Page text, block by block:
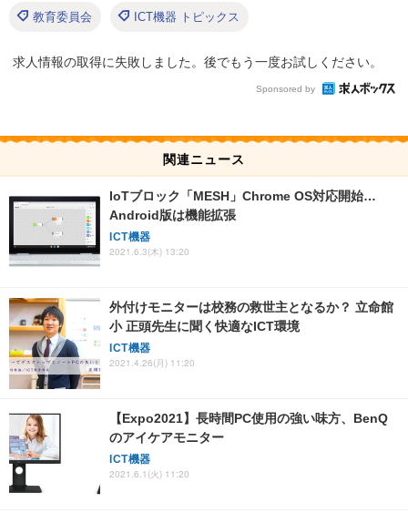
教育委員会 ICT機器 トピックス
求人情報の取得に失敗しました。後でもう一度お試しください。
Sponsored by
関連ニュース
IoTブロック「MESH」Chrome OS対応開始…
Android版は機能拡張
ICT機器
2021.6.3(木) 13:20
外付けモニターは校務の救世主となるか？ 立命館
小 正頭先生に聞く快適なICT環境
ICT機器
2021.4.26(月) 11:20
【Expo2021】長時間PC使用の強い味方、BenQ
のアイケアモニター
ICT機器
2021.6.1(火) 11:20